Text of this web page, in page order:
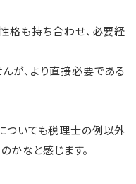
格も持ち合わせ、必要経
が、より直接必要である
ついても税理士の例以外
かなと感じます。